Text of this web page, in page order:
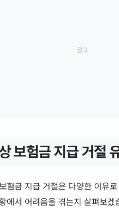
보험금 지급 거절
험금 지급 거절은 다양한 이유
에서 어려움을 겪는지 살펴보겠